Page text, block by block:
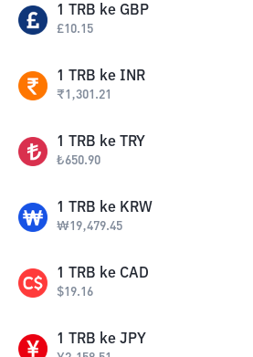
1 TRB ke GBP
£10.15
1 TRB ke INR
₹1,301.21
1 TRB ke TRY
₺650.90
1 TRB ke KRW
₩19,479.45
1 TRB ke CAD
$19.16
1 TRB ke JPY